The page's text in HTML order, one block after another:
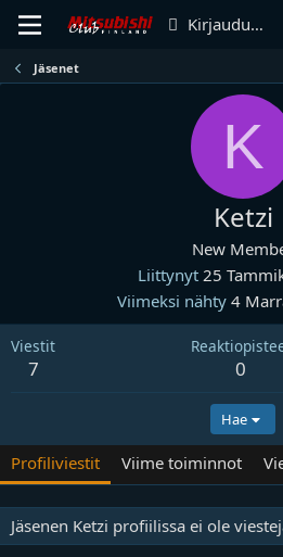
Kirjaudu sisään
Jäsenet
K
Ketzi
New
Liittynyt 25
Viimeksi nähty 4
Viestit
7 0
Hae
Profiliviestit Viime toiminnot
Jäsenen Ketzi profiilissa ei ole